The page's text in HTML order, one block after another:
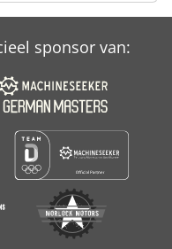
sponsor van: